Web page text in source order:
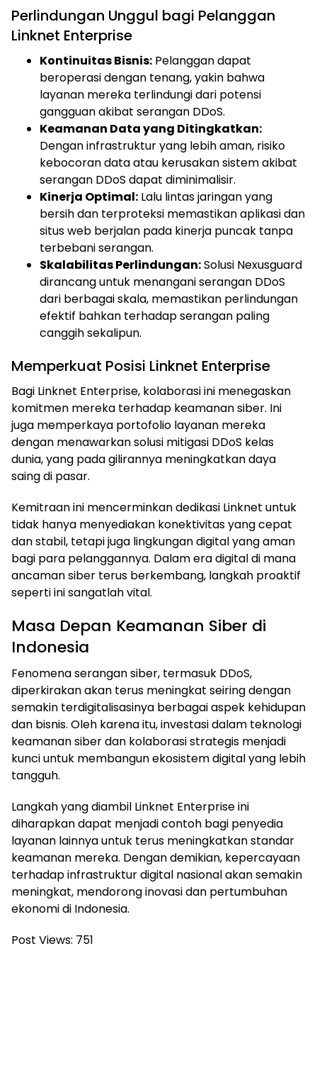
Perlindungan Unggul bagi Pelanggan
Linknet Enterprise
Kontinuitas Bisnis: Pelanggan dapat
beroperasi dengan tenang, yakin bahwa
layanan mereka terlindungi dari potensi
gangguan akibat serangan DDoS.
Keamanan Data yang Ditingkatkan:
Dengan infrastruktur yang lebih aman, risiko
kebocoran data atau kerusakan sistem akibat
serangan DDoS dapat diminimalisir.
Kinerja Optimal: Lalu lintas jaringan yang
bersih dan terproteksi memastikan aplikasi dan
situs web berjalan pada kinerja puncak tanpa
terbebani serangan.
Skalabilitas Perlindungan:Solusi Nexusguard
dirancang untuk menangani serangan DDoS
dari berbagai skala, memastikan perlindungan
efektif bahkan terhadap serangan paling
canggih sekalipun.
Memperkuat Posisi Linknet Enterprise
Bagi Linknet Enterprise, kolaborasi ini menegaskan
komitmen mereka terhadap keamanan siber. Ini
juga memperkaya portofolio layanan mereka
dengan menawarkan solusi mitigasi DDoS kelas
dunia, yang pada gilirannya meningkatkan daya
saing di pasar.
Kemitraan ini mencerminkan dedikasi Linknet untuk
tidak hanya menyediakan konektivitas yang cepat
dan stabil, tetapi juga lingkungan digital yang aman
bagi para pelanggannya. Dalam era digital di mana
ancaman siber terus berkembang, langkah proaktif
seperti ini sangatlah vital.
Masa Depan Keamanan Siber di
Indonesia
Fenomena serangan siber, termasuk DDoS,
diperkirakan akan terus meningkat seiring dengan
semakin terdigitalisasinya berbagai aspek kehidupan
dan bisnis. Oleh karena itu, investasi dalam teknologi
keamanan siber dan kolaborasi strategis menjadi
kunci untuk membangun ekosistem digital yang lebih
tangguh.
Langkah yang diambil Linknet Enterprise ini
diharapkan dapat menjadi contoh bagi penyedia
layanan lainnya untuk terus meningkatkan standar
keamanan mereka. Dengan demikian, kepercayaan
terhadap infrastruktur digital nasional akan semakin
meningkat, mendorong inovasi dan pertumbuhan
ekonomi di Indonesia.
Post Views: 751